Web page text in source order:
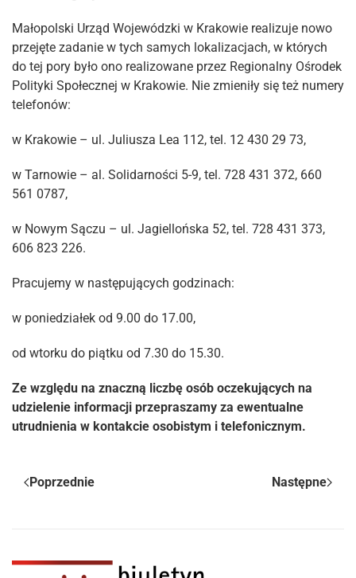
Małopolski Urząd Wojewódzki w Krakowie realizuje nowo
przejęte zadanie w tych samych lokalizacjach, w których
do tej pory było ono realizowane przez Regionalny Ośrodek
Polityki Społecznej w Krakowie. Nie zmieniły się też numery
telefonów:
w Krakowie – ul. Juliusza Lea 112, tel. 12 430 29 73,
w Tarnowie – al. Solidarności 5-9, tel. 728 431 372, 660
561 0787,
w Nowym Sączu – ul. Jagiellońska 52, tel. 728 431 373,
606 823 226.
Pracujemy w następujących godzinach:
w poniedziałek od 9.00 do 17.00,
od wtorku do piątku od 7.30 do 15.30.
Ze względu na znaczną liczbę osób oczekujących na
udzielenie informacji przepraszamy za ewentualne
utrudnienia w kontakcie osobistym i telefonicznym.
Poprzednie Następne